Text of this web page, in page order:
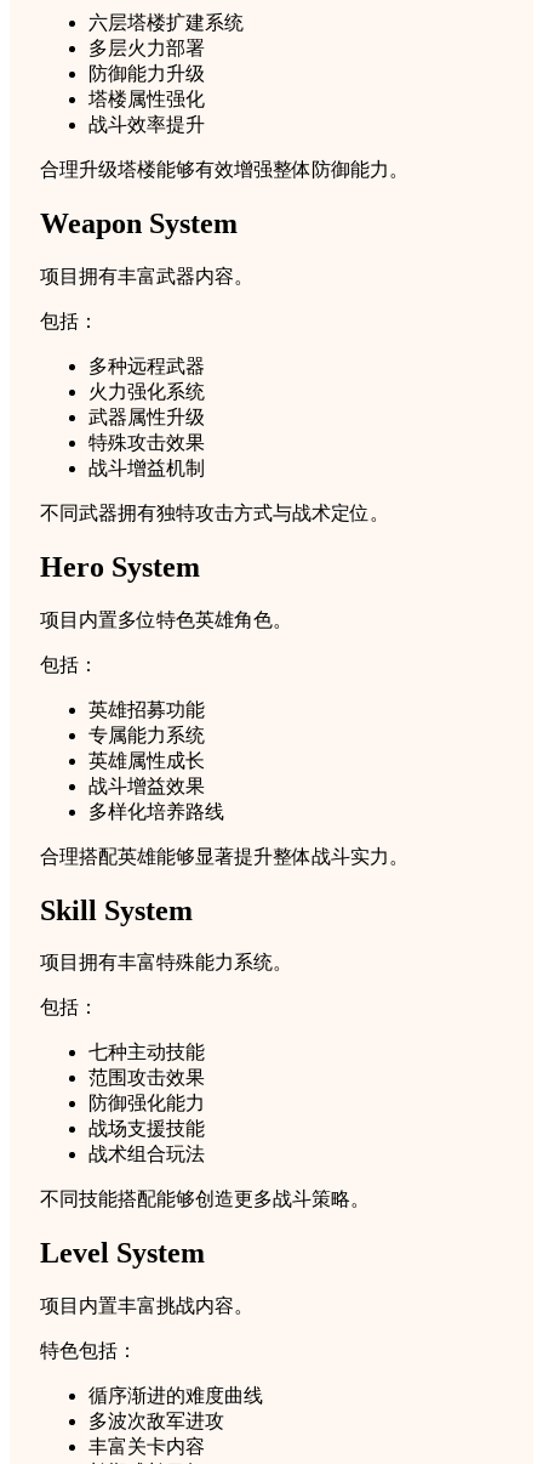
六层塔楼扩建系统
多层火力部署
防御能力升级
塔楼属性强化
战斗效率提升
合理升级塔楼能够有效增强整体防御能力。
Weapon System
项目拥有丰富武器内容。
包括：
多种远程武器
火力强化系统
武器属性升级
特殊攻击效果
战斗增益机制
不同武器拥有独特攻击方式与战术定位。
Hero System
项目内置多位特色英雄角色。
包括：
英雄招募功能
专属能力系统
英雄属性成长
战斗增益效果
多样化培养路线
合理搭配英雄能够显著提升整体战斗实力。
Skill System
项目拥有丰富特殊能力系统。
包括：
七种主动技能
范围攻击效果
防御强化能力
战场支援技能
战术组合玩法
不同技能搭配能够创造更多战斗策略。
Level System
项目内置丰富挑战内容。
特色包括：
循序渐进的难度曲线
多波次敌军进攻
丰富关卡内容